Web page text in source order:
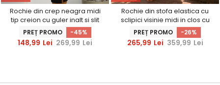
Rochie din crep neagra midi
tip creion cu guler inalt si slit
frontal - StarShinerS
PREȚ PROMO -45%
148,99 Lei 269,99 Lei
Rochie din stofa elastica cu
sclipici visinie midi in clos cu
maneci bufante - StarShinerS
PREȚ PROMO -26%
265,99 Lei 359,99 Lei